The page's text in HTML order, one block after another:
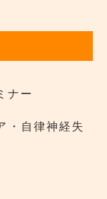
ナー
・自律神経失